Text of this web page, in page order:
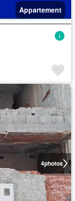
Appartement
4photos